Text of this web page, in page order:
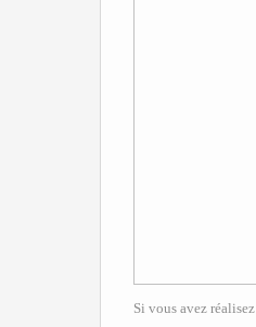
Si vous avez réalisez